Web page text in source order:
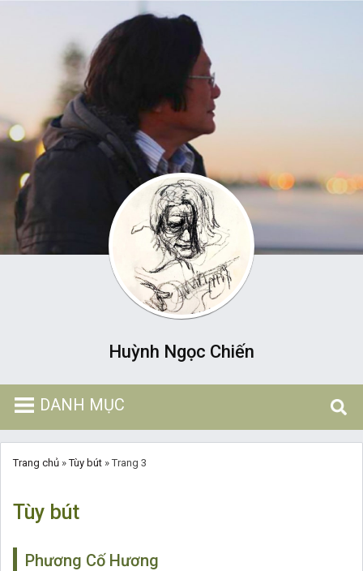
Huỳnh Ngọc Chiến
DANH MỤC
Trang chủ »Tùy bút »Trang 3
Tùy bút
Phương Cố Hương